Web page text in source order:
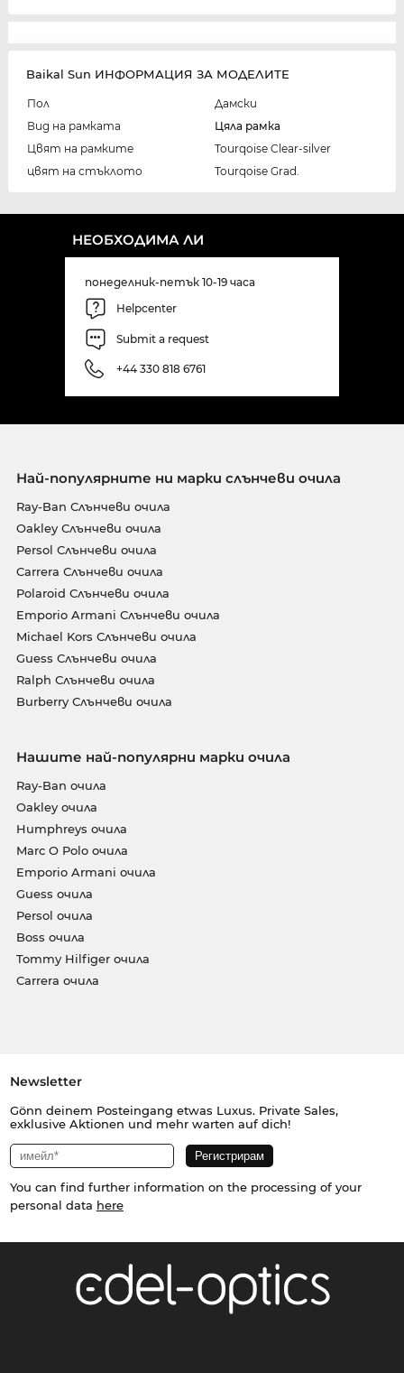
Baikal Sun ИНФОРМАЦИЯ ЗА МОДЕЛИТЕ
Пол
Дамски
Вид на рамката
Цяла рамка
Цвят на рамките
Tourqoise Clear-silver
цвят на стъклото
Tourqoise Grad.
НЕОБХОДИМА ЛИ
понеделник-петък 10-19 часа
Helpcenter
Submit a request
+44 330 818 6761
Най-популярните ни марки слънчеви очила
Ray-Ban Слънчеви очила
Oakley Слънчеви очила
Persol Слънчеви очила
Carrera Слънчеви очила
Polaroid Слънчеви очила
Emporio Armani Слънчеви очила
Michael Kors Слънчеви очила
Guess Слънчеви очила
Ralph Слънчеви очила
Burberry Слънчеви очила
Нашите най-популярни марки очила
Ray-Ban очила
Oakley очила
Humphreys очила
Marc O Polo очила
Emporio Armani очила
Guess очила
Persol очила
Boss очила
Tommy Hilfiger очила
Carrera очила
Newsletter
Gönn deinem Posteingang etwas Luxus. Private Sales,
exklusive Aktionen und mehr warten auf dich!
You can find further information on the processing of your
personal data here